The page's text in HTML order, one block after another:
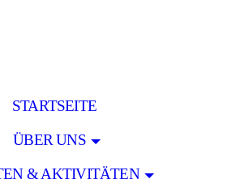
STARTSEITE
ÜBER UNS
& AKTIVITÄTEN